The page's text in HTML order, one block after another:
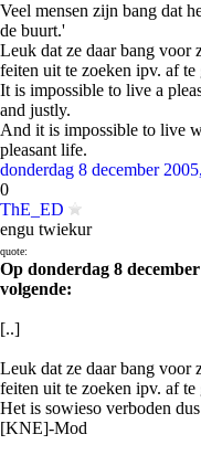
Veel mensen zijn bang dat
de buurt.'
Leuk dat ze daar bang voor
feiten uit te zoeken ipv. af te
It is impossible to live a
and justly.
And it is impossible to live
pleasant life.
donderdag 8 december
0
ThE_ED
engu twiekur
quote:
Op donderdag 8
volgende:
[..]
Leuk dat ze daar bang voor
feiten uit te zoeken ipv. af te
Het is sowieso verboden
[KNE]-Mod